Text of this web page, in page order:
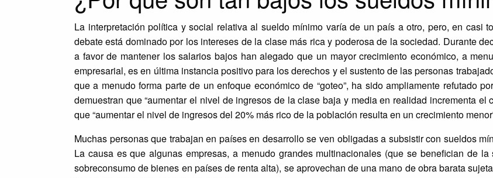
La interpretación política y social relativa al sueldo mínimo varía de un país a otro, pero, en casi
debate está dominado por los intereses de la clase más rica y poderosa de la sociedad. Durante
a favor de mantener los salarios bajos han alegado que un mayor crecimiento económico, a
empresarial, es en última instancia positivo para los derechos y el sustento de las personas
que a menudo forma parte de un enfoque económico de “goteo”, ha sido ampliamente refutado
demuestran que “aumentar el nivel de ingresos de la clase baja y media en realidad incrementa el
que “aumentar el nivel de ingresos del 20% más rico de la población resulta en un crecimiento
Muchas personas que trabajan en países en desarrollo se ven obligadas a subsistir con sueldos
La causa es que algunas empresas, a menudo grandes multinacionales (que se benefician de la
sobreconsumo de bienes en países de renta alta), se aprovechan de una mano de obra barata